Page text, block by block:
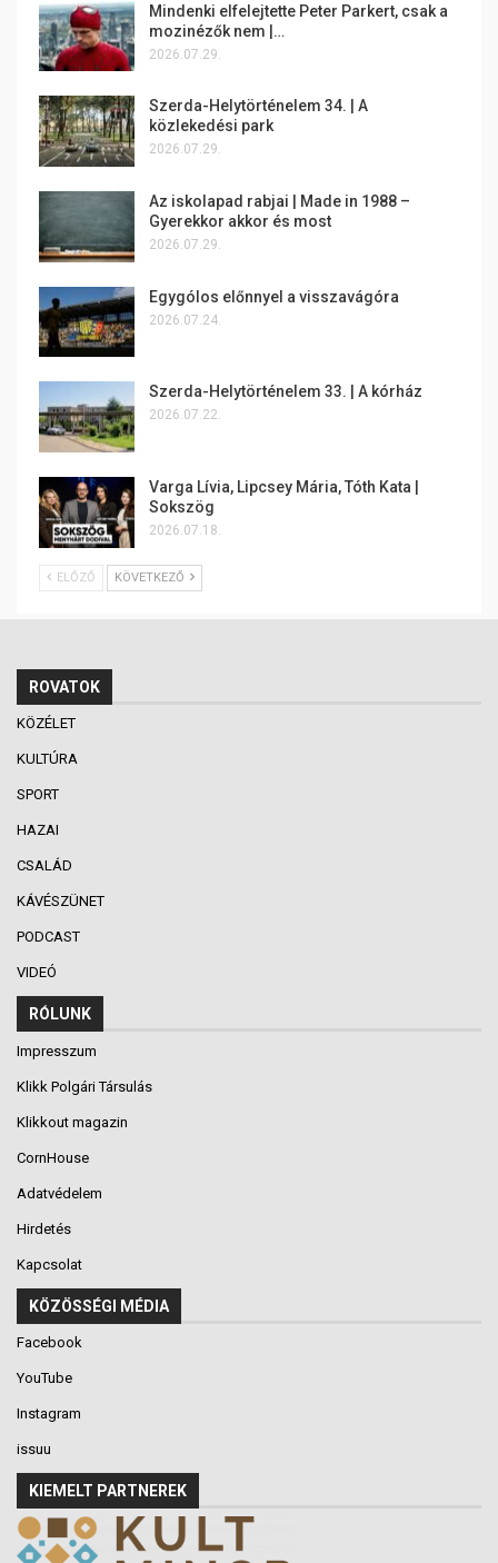
Mindenki elfelejtette Peter Parkert, csak a
mozinézők nem |…
2026.07.29.
Szerda-Helytörténelem 34. | A
közlekedési park
2026.07.29.
Az iskolapad rabjai | Made in 1988 –
Gyerekkor akkor és most
2026.07.29.
Egygólos előnnyel a visszavágóra
2026.07.24.
Szerda-Helytörténelem 33. | A kórház
2026.07.22.
Varga Lívia, Lipcsey Mária, Tóth Kata |
Sokszög
2026.07.18.
ELŐZŐ KÖVETKEZŐ
ROVATOK
KÖZÉLET
KULTÚRA
SPORT
HAZAI
CSALÁD
KÁVÉSZÜNET
PODCAST
VIDEÓ
RÓLUNK
Impresszum
Klikk Polgári Társulás
Klikkout magazin
CornHouse
Adatvédelem
Hirdetés
Kapcsolat
KÖZÖSSÉGI MÉDIA
Facebook
YouTube
Instagram
issuu
KIEMELT PARTNEREK